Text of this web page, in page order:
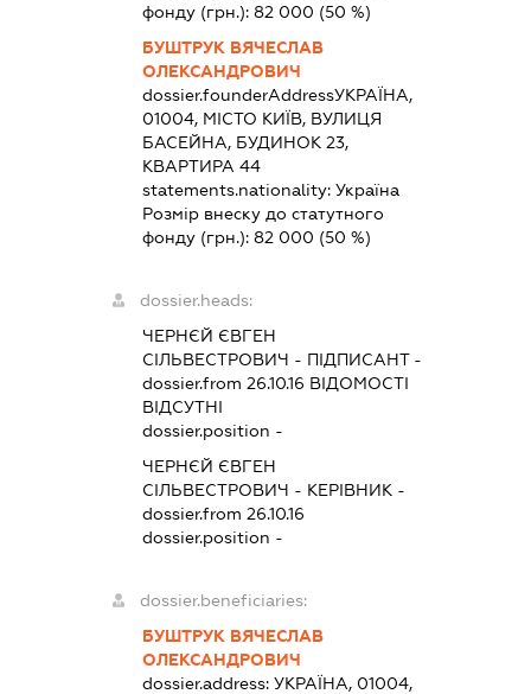
фонду (грн.): 82 000 (50 %)
БУШТРУК ВЯЧЕСЛАВ
ОЛЕКСАНДРОВИЧ
dossier.founderAddressУКРАЇНА,
01004, МІСТО КИЇВ, ВУЛИЦЯ
БАСЕЙНА, БУДИНОК 23,
КВАРТИРА 44
statements.nationality: Україна
Розмір внеску до статутного
фонду (грн.): 82 000 (50 %)
dossier.heads:
ЧЕРНЄЙ ЄВГЕН
СІЛЬВЕСТРОВИЧ - ПІДПИСАНТ-
dossier.from 26.10.16 ВІДОМОСТІ
ВІДСУТНІ
dossier.position -
ЧЕРНЄЙ ЄВГЕН
СІЛЬВЕСТРОВИЧ - КЕРІВНИК -
dossier.from 26.10.16
dossier.position -
dossier.beneficiaries:
БУШТРУК ВЯЧЕСЛАВ
ОЛЕКСАНДРОВИЧ
dossier.address: УКРАЇНА, 01004,